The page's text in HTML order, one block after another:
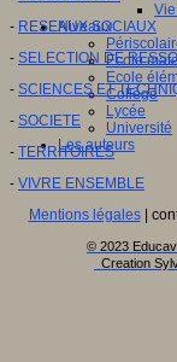
Niveaux
Ecole
Ecole
Collège
Lycée
Université
Les auteurs
- RESEAUX SOCIAUX
- SELECTION DE
- SCIENCES ET
- SOCIETE
- TERRITOIRES
- VIVRE ENSEMBLE
Mentions légales|
© 2023
Creation